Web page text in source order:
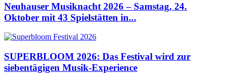
Neuhauser Musiknacht 2026 – Samstag, 24.
Oktober mit 43 Spielstätten in...
SUPERBLOOM 2026: Das Festival wird zur
siebentägigen Musik-Experience